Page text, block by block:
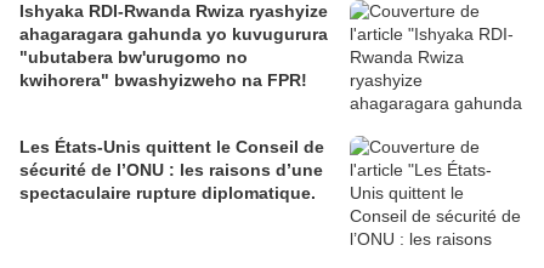
Ishyaka RDI-Rwanda Rwiza ryashyize
ahagaragara gahunda yo kuvugurura
"ubutabera bw'urugomo no
kwihorera" bwashyizweho na FPR!
Les États-Unis quittent le Conseil de
sécurité de l’ONU : les raisons d’une
spectaculaire rupture diplomatique.